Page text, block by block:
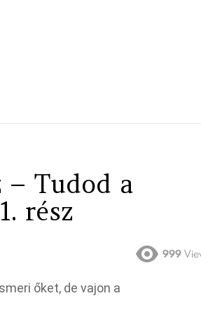
Tudod a
rész
999
őket, de vajon a